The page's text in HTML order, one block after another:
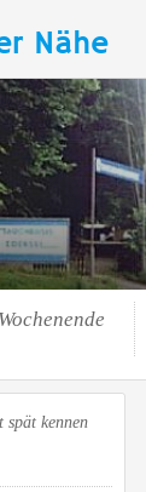
Nähe
spät kennen